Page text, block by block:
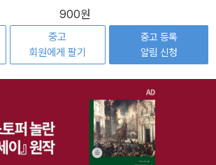
900원
중고
회원에게 팔기
중고 등록
알림 신청